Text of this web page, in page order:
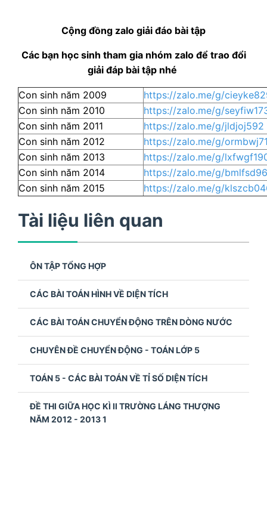
Cộng đồng zalo giải đáo bài tập
Các bạn học sinh tham gia nhóm zalo để trao đổi
giải đáp bài tập nhé
Con sinh năm 2009
https://zalo.me/g/
Con sinh năm 2010
https://zalo.me/g/
Con sinh năm 2011
https://zalo.me/g/jldjoj592
Con sinh năm 2012
https://zalo.me/g/
Con sinh năm 2013
https://zalo.me/g/
Con sinh năm 2014
https://zalo.me/g/
Con sinh năm 2015
https://zalo.me/g/
Tài liệu liên quan
ÔN TẬP TỔNG HỢP
CÁC BÀI TOÁN HÌNH VỀ DIỆN TÍCH
CÁC BÀI TOÁN CHUYỂN ĐỘNG TRÊN DÒNG NƯỚC
CHUYÊN ĐỀ CHUYỂN ĐỘNG - TOÁN LỚP 5
TOÁN 5 - CÁC BÀI TOÁN VỀ TỈ SỐ DIỆN TÍCH
ĐỀ THI GIỮA HỌC KÌ II TRƯỜNG LÁNG THƯỢNG
NĂM 2012 - 2013 1